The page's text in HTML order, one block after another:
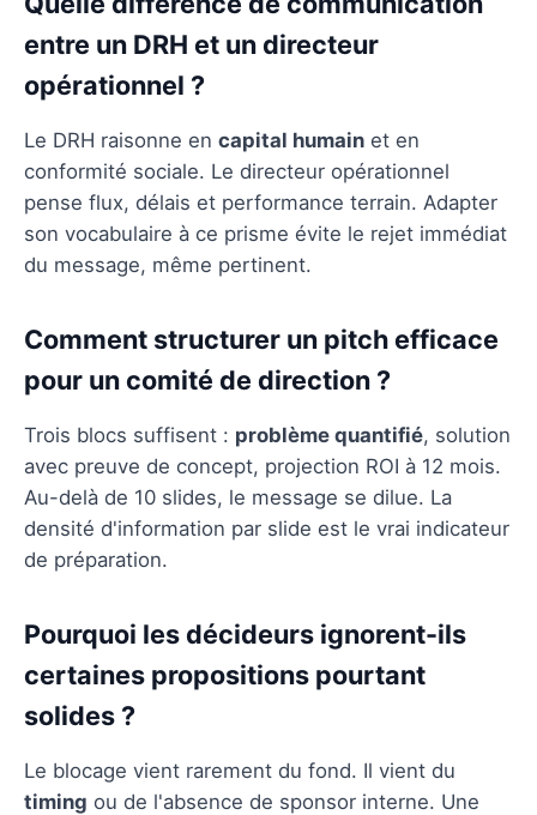
entre un DRH et un directeur
opérationnel ?
Le DRH raisonne en capital humain et en
conformité sociale. Le directeur opérationnel
pense flux, délais et performance terrain. Adapter
son vocabulaire à ce prisme évite le rejet immédiat
du message, même pertinent.
Comment structurer un pitch efficace
pour un comité de direction ?
Trois blocs suffisent : problème quantifié, solution
avec preuve de concept, projection ROI à 12 mois.
Au-delà de 10 slides, le message se dilue. La
densité d'information par slide est le vrai indicateur
de préparation.
Pourquoi les décideurs ignorent-ils
certaines propositions pourtant
solides ?
Le blocage vient rarement du fond. Il vient du
timing ou de l'absence de sponsor interne. Une